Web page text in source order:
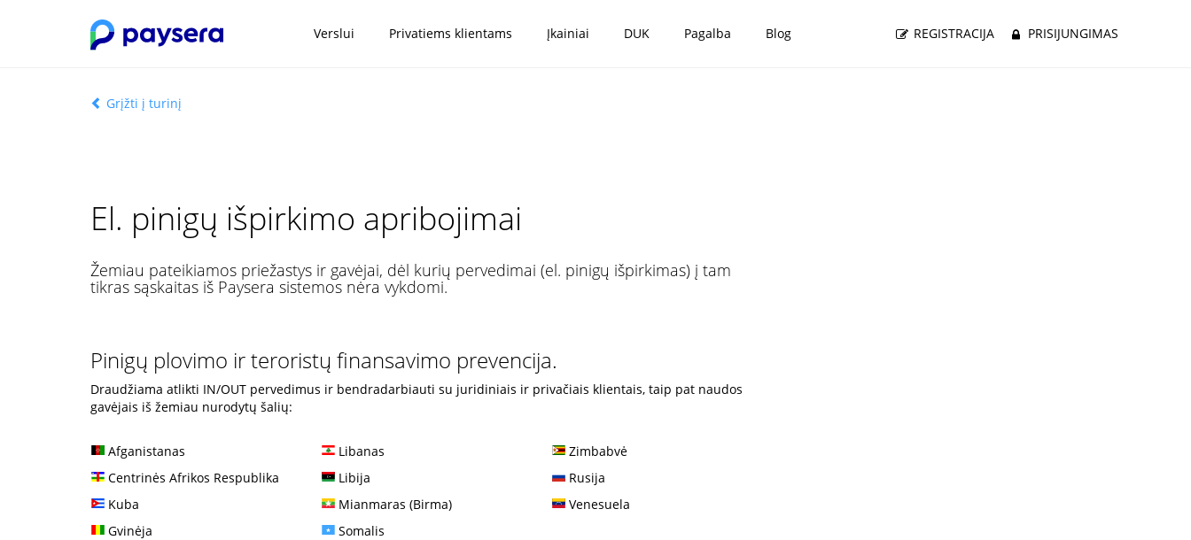
Verslui Privatiems klientams Įkainiai DUK Pagalba Blog REGISTRACIJA PRISIJUNGIMAS
Grįžti į turinį
El. pinigų išpirkimo apribojimai
Žemiau pateikiamos priežastys ir gavėjai, dėl kurių pervedimai (el. pinigų išpirkimas) į tam
tikras sąskaitas iš Paysera sistemos nėra vykdomi.
Pinigų plovimo ir teroristų finansavimo prevencija.
Draudžiama atlikti IN/OUT pervedimus ir bendradarbiauti su juridiniais ir privačiais klientais, taip pat naudos
gavėjais iš žemiau nurodytų šalių:
Afganistanas
Centrinės Afrikos Respublika
Kuba
Gvinėja
Libanas
Libija
Mianmaras (Birma)
Somalis
Zimbabvė
Rusija
Venesuela